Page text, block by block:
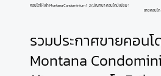
คอนโดให้เช่า Montana Condominium 1 , 2 (มัณฑนา คอนโดมิเนียม 1 , 2)
ขายคอนโด
รวมประกาศขายคอนโ
Montana